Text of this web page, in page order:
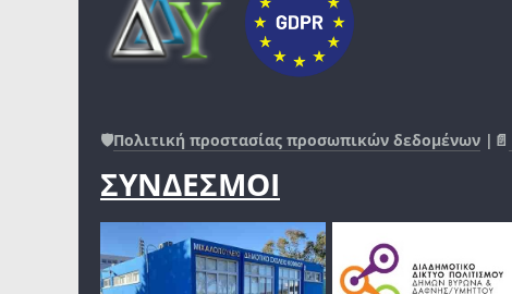
🛡️Πολιτική προστασίας προσωπικών δεδομένων |📄
ΣΥΝΔΕΣΜΟΙ